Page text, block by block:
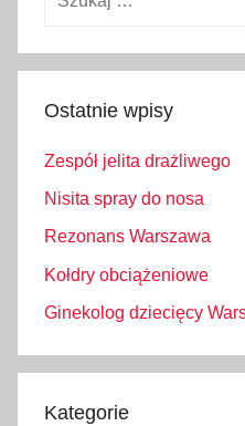
Ostatnie wpisy
Zespół jelita drażliwego
Nisita spray do nosa
Rezonans Warszawa
Kołdry obciążeniowe
Ginekolog dziecięcy
Kategorie